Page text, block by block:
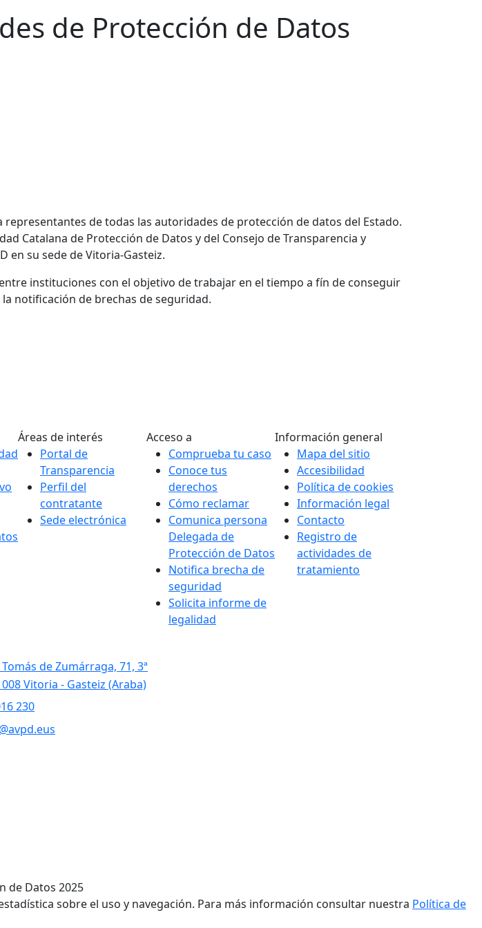
de Protección de Datos
de todas las autoridades de protección de datos del Estado.
Catalana de Protección de Datos y del Consejo de Transparencia y
en su sede de Vitoria-Gasteiz.
instituciones con el objetivo de trabajar en el tiempo a fín de conseguir
notificación de brechas de seguridad.
Áreas de interés
Portal de
Transparencia
Perfil del
contratante
Sede electrónica
Acceso a
Comprueba tu caso
Conoce tus
derechos
Cómo reclamar
Comunica persona
Delegada de
Protección de Datos
Notifica brecha de
seguridad
Solicita informe de
legalidad
Información general
Mapa del sitio
Accesibilidad
Política de cookies
Información legal
Contacto
Registro de
actividades de
tratamiento
de Zumárraga, 71, 3ª
Vitoria - Gasteiz (Araba)
230
de Datos 2025
sobre el uso y navegación. Para más información consultar nuestra Política de